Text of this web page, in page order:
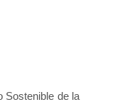
Sostenible de la